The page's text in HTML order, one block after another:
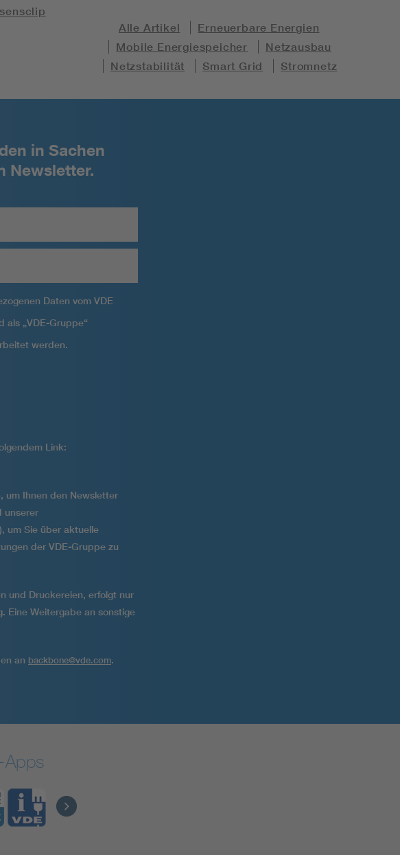
Alle Artikel
Erneuerbare Energien
Mobile Energiespeicher
Netzausbau
Netzstabilität
Smart Grid Stromnetz
in Sachen
Newsletter.
Daten vom VDE
als „VDE-Gruppe“
werden.
Link:
um Ihnen den Newsletter
unserer
), um Sie über aktuelle
der VDE-Gruppe zu
und Druckereien, erfolgt nur
Eine Weitergabe an sonstige
an backbone@vde.com.
Apps